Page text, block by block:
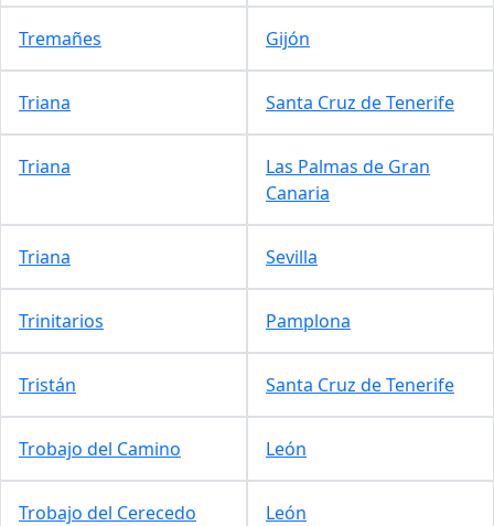
Tremañes Gijón
Triana Santa Cruz de Tenerife
Triana
Las Palmas de Gran
Canaria
Triana Sevilla
Trinitarios Pamplona
Tristán Santa Cruz de Tenerife
Trobajo del Camino León
Trobajo del Cerecedo León